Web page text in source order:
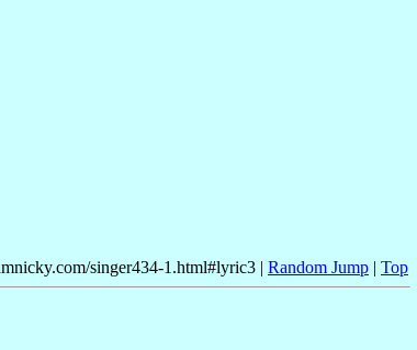
singer434-1.html#lyric3 | Random Jump | Top